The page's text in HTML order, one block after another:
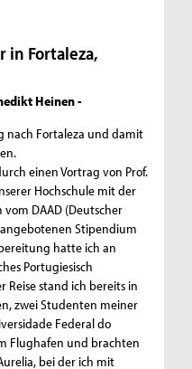
in Fortaleza,
Heinen -
nach Fortaleza und damit
einen Vortrag von Prof.
Hochschule mit der
DAAD (Deutscher
Stipendium
hatte ich an
Portugiesisch
Reise stand ich bereits in
zwei Studenten meiner
Federal do
Flughafen und brachten
bei der ich mit